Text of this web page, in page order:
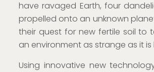
have ravaged Earth, four
propelled onto an unknown
their quest for new fertile soil to
an environment as strange as it is
Using innovative new